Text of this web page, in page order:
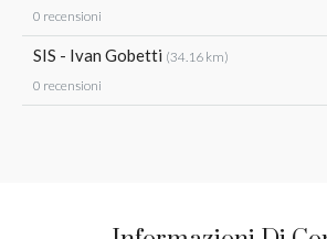
0 recensioni
SIS - Ivan Gobetti (34.16 km)
0 recensioni